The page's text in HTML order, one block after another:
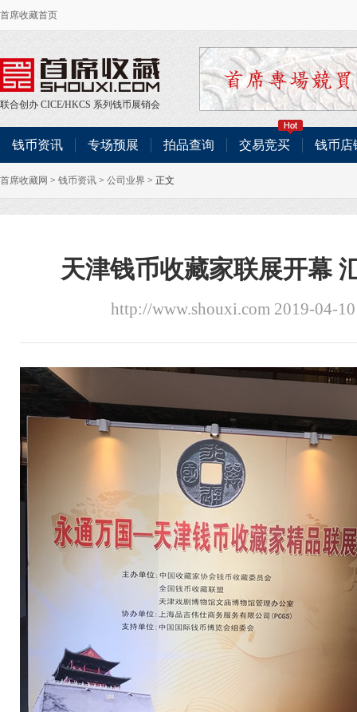
首席收藏首页
联合创办 CICE/HKCS 系列钱币展销会
钱币资讯 专场预展 拍品查询 交易竞买 钱币店
首席收藏网 > 钱币资讯 > 公司业界 > 正文
天津钱币收藏家联展开幕
http://www.shouxi.com 2019-04-